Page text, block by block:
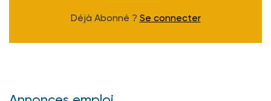
Déjà Abonné ? Se connecter